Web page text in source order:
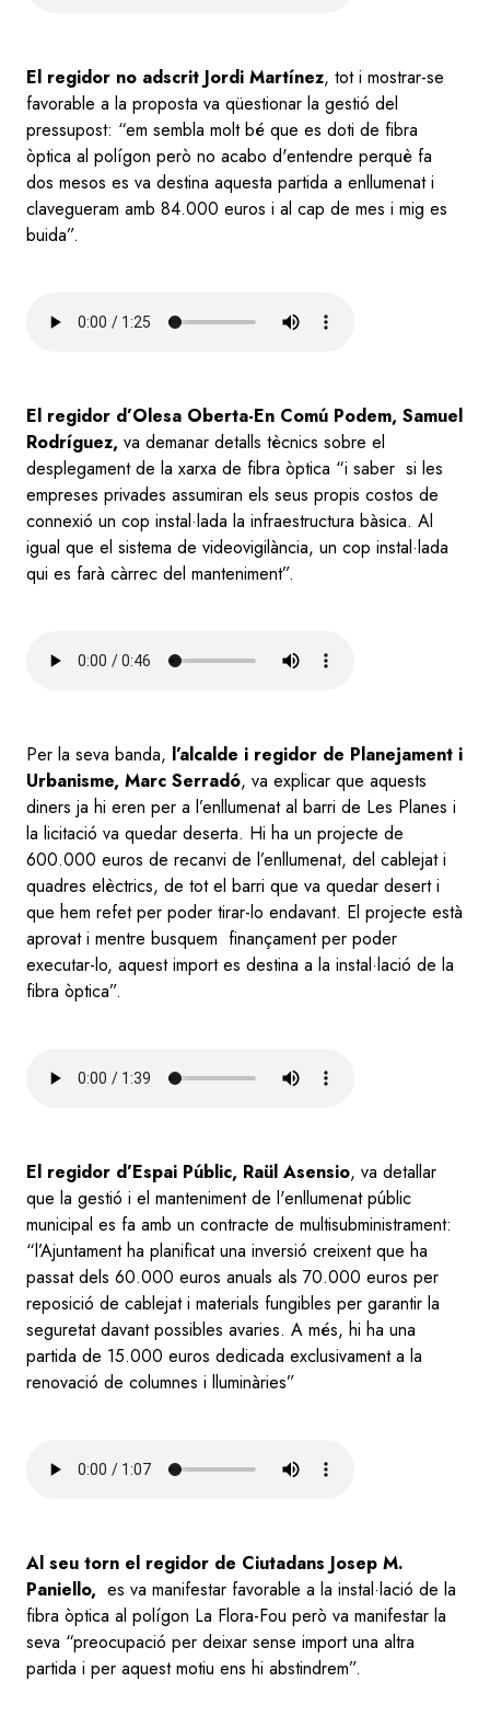
El regidor no adscrit Jordi Martínez, tot i mostrar-se
favorable a la proposta va qüestionar la gestió del
pressupost: “em sembla molt bé que es doti de fibra
òptica al polígon però no acabo d'entendre perquè fa
dos mesos es va destina aquesta partida a enllumenat i
clavegueram amb 84.000 euros i al cap de mes i mig es
buida”.
El regidor d’Olesa Oberta-En Comú Podem, Samuel
Rodríguez, va demanar detalls tècnics sobre el
desplegament de la xarxa de fibra òptica “i saber si les
empreses privades assumiran els seus propis costos de
connexió un cop instal·lada la infraestructura bàsica. Al
igual que el sistema de videovigilància, un cop instal·lada
qui es farà càrrec del manteniment”.
Per la seva banda, l’alcalde i regidor de Planejament i
Urbanisme, Marc Serradó, va explicar que aquests
diners ja hi eren per a l’enllumenat al barri de Les Planes i
la licitació va quedar deserta. Hi ha un projecte de
600.000 euros de recanvi de l’enllumenat, del cablejat i
quadres elèctrics, de tot el barri que va quedar desert i
que hem refet per poder tirar-lo endavant. El projecte està
aprovat i mentre busquem finançament per poder
executar-lo, aquest import es destina a la instal·lació de la
fibra òptica”.
El regidor d’Espai Públic, Raül Asensio, va detallar
que la gestió i el manteniment de l'enllumenat públic
municipal es fa amb un contracte de multisubministrament:
“l’Ajuntament ha planificat una inversió creixent que ha
passat dels 60.000 euros anuals als 70.000 euros per
reposició de cablejat i materials fungibles per garantir la
seguretat davant possibles avaries. A més, hi ha una
partida de 15.000 euros dedicada exclusivament a la
renovació de columnes i lluminàries”
Al seu torn el regidor de Ciutadans Josep M.
Paniello, es va manifestar favorable a la instal·lació de la
fibra òptica al polígon La Flora-Fou però va manifestar la
seva “preocupació per deixar sense import una altra
partida i per aquest motiu ens hi abstindrem”.